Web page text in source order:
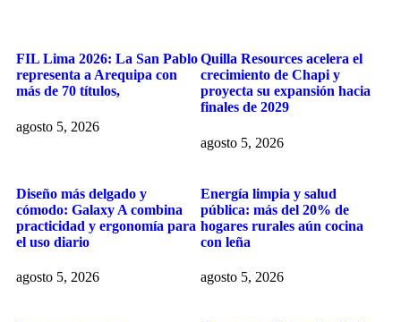
FIL Lima 2026: La San Pablo
representa a Arequipa con
más de 70 títulos,
agosto 5, 2026
Quilla Resources acelera el
crecimiento de Chapi y
proyecta su expansión hacia
finales de 2029
agosto 5, 2026
Diseño más delgado y
cómodo: Galaxy A combina
practicidad y ergonomía para
el uso diario
agosto 5, 2026
Energía limpia y salud
pública: más del 20% de
hogares rurales aún cocina
con leña
agosto 5, 2026